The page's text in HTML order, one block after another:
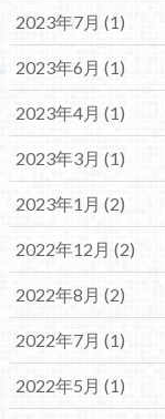
2023年7月 (1)
2023年6月 (1)
2023年4月 (1)
2023年3月 (1)
2023年1月 (2)
2022年12月 (2)
2022年8月 (2)
2022年7月 (1)
2022年5月 (1)